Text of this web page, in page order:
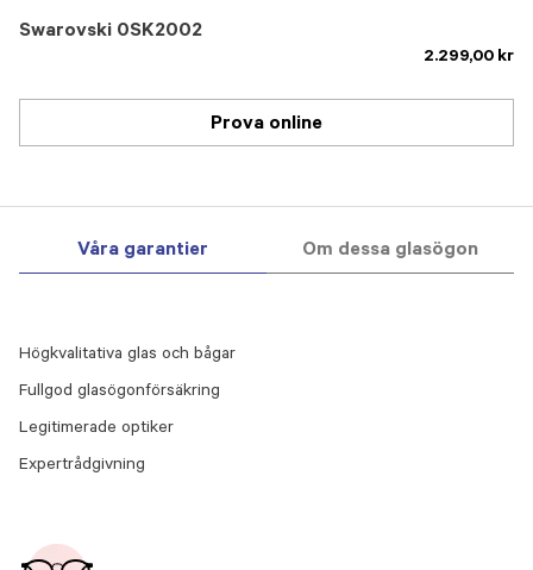
Swarovski 0SK2002
2.299,00 kr
Prova online
Våra garantier Om dessa glasögon
Högkvalitativa glas och bågar
Fullgod glasögonförsäkring
Legitimerade optiker
Expertrådgivning